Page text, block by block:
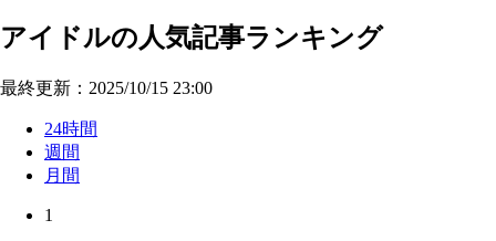
アイドルの人気記事ランキング
最終更新：2025/10/15 23:00
24時間
週間
月間
1